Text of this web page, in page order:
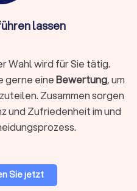
Kindercoaching:
zu verstehen und
sportliche Ziele mit
Ergänzung zu
zu einem gesünderen
Ernährung und Bewegung.
unterstützt
lassen
Wahl wird für Sie tätig.
gerne eineBewertung, um
Zusammen sorgen
und Zufriedenheit im und
Sie jetzt